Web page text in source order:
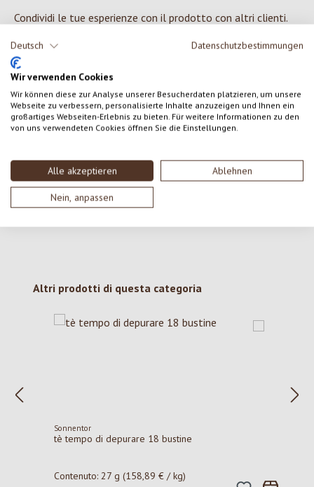
Deutsch Datenschutzbestimmungen
Wir verwenden Cookies
Wir können diese zur Analyse unserer Besucherdaten platzieren, um unsere
Webseite zu verbessern, personalisierte Inhalte anzuzeigen und Ihnen ein
großartiges Webseiten-Erlebnis zu bieten. Für weitere Informationen zu den
von uns verwendeten Cookies öffnen Sie die Einstellungen.
Alle akzeptieren Ablehnen
Nein, anpassen
Condividi le tue esperienze con il prodotto con altri clienti.
Visualizza le valutazioni solo nella lingua corrente.
con gli altri.
Salta la galleria dei prodotti
Altri prodotti di questa categoria
Sonnentor
tè tempo di depurare 18 bustine
Contenuto:27 g(158,89 € / kg)